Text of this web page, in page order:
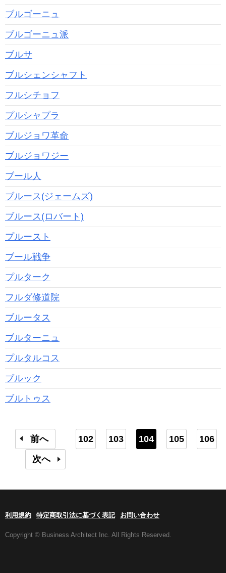
ブルゴーニュ
ブルゴーニュ派
ブルサ
ブルシェンシャフト
フルシチョフ
プルシャプラ
ブルジョワ革命
ブルジョワジー
ブール人
ブルース(ジェームズ)
ブルース(ロバート)
プルースト
ブール戦争
プルターク
フルダ修道院
ブルータス
ブルターニュ
プルタルコス
ブルック
ブルトゥス
前へ 102 103 104 105
106
次へ
利用規約 特定商取引法に基づく表記 お問い合わせ
Copyright © Business Architect Inc. All Rights Reserved.